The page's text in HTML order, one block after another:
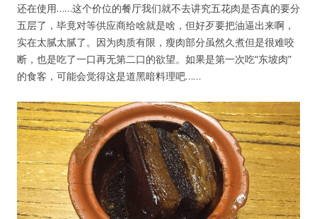
还在使用……这个价位的餐厅我们就不去讲究五花肉是否真的要分
五层了，毕竟对等供应商给啥就是啥，但好歹要把油逼出来啊，
实在太腻太腻了。因为肉质有限，瘦肉部分虽然久煮但是很难咬
断，也是吃了一口再无第二口的欲望。如果是第一次吃“东坡肉”
的食客，可能会觉得这是道黑暗料理吧……